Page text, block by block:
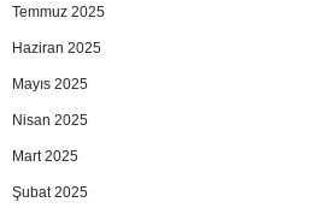
Temmuz 2025
Haziran 2025
Mayıs 2025
Nisan 2025
Mart 2025
Şubat 2025